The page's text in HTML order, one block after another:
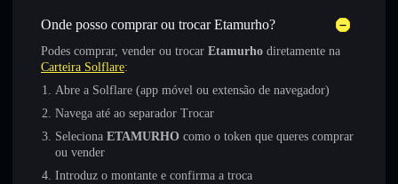
Onde posso comprar ou trocar Etamurho?
Podes comprar, vender ou trocar Etamurho diretamente na
Carteira Solflare:
Abre a Solflare (app móvel ou extensão de navegador)
Navega até ao separador Trocar
Seleciona ETAMURHO como o token que queres comprar
ou vender
Introduz o montante e confirma a troca